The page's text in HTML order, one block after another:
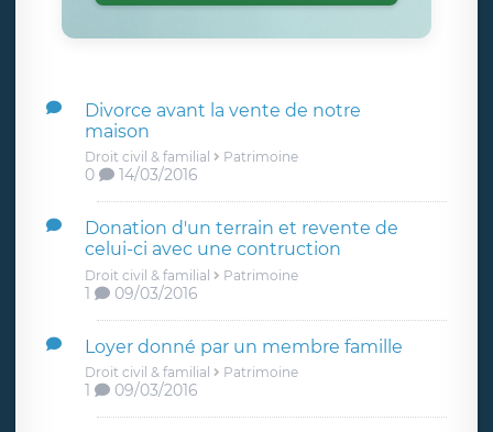
Divorce avant la vente de notre
maison
Droit civil & familial Patrimoine
0 14/03/2016
Donation d'un terrain et revente de
celui-ci avec une contruction
Droit civil & familial Patrimoine
1 09/03/2016
Loyer donné par un membre famille
Droit civil & familial Patrimoine
1 09/03/2016